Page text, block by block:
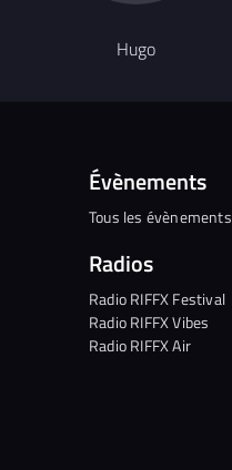
Hugo
Évènements
Tous les évènements
Radios
Radio RIFFX Festival
Radio RIFFX Vibes
Radio RIFFX Air